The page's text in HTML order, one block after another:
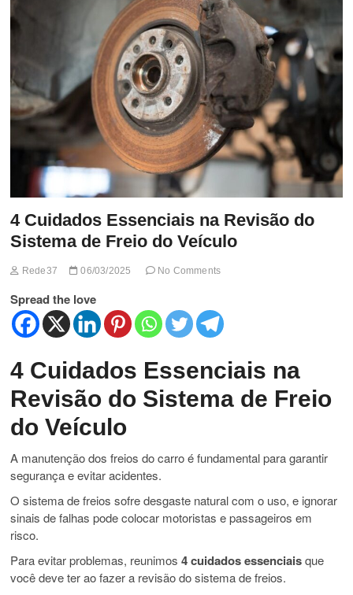
t
o
n
4 Cuidados Essenciais na Revisão do
Sistema de Freio do Veículo
Rede37 06/03/2025 No Comments
Spread the love
4 Cuidados Essenciais na
Revisão do Sistema de Freio
do Veículo
A manutenção dos freios do carro é fundamental para garantir
segurança e evitar acidentes.
O sistema de freios sofre desgaste natural com o uso, e ignorar
sinais de falhas pode colocar motoristas e passageiros em
risco.
Para evitar problemas, reunimos4 cuidados essenciaisque
você deve ter ao fazer a revisão do sistema de freios.